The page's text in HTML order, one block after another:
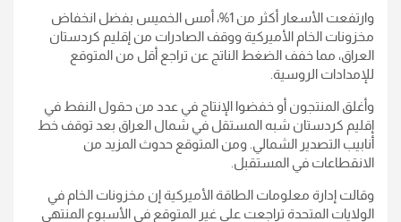
وارتفعت الأسعار أكثر من 1%، أمس الخميس بفضل انخفاض
مخزونات الخام الأميركية ووقف الصادرات من إقليم كردستان
العراق، مما خفف الضغط الناتج عن تراجع أقل من المتوقع
للإمدادات الروسية.
وأغلق المنتجون أو خفضوا الإنتاج في عدد من حقول النفط في
إقليم كردستان شبه المستقل في شمال العراق بعد توقف خط
أنابيب التصدير الشمالي. ومن المتوقع حدوث المزيد من
الانقطاعات في المستقبل.
وقالت إدارة معلومات الطاقة الأميركية إن مخزونات الخام في
الولايات المتحدة تراجعت على غير المتوقع في الأسبوع المنتهي